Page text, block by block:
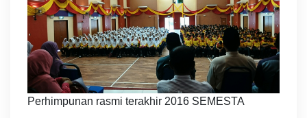
Perhimpunan rasmi terakhir 2016 SEMESTA